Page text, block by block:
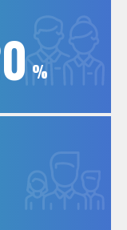
%